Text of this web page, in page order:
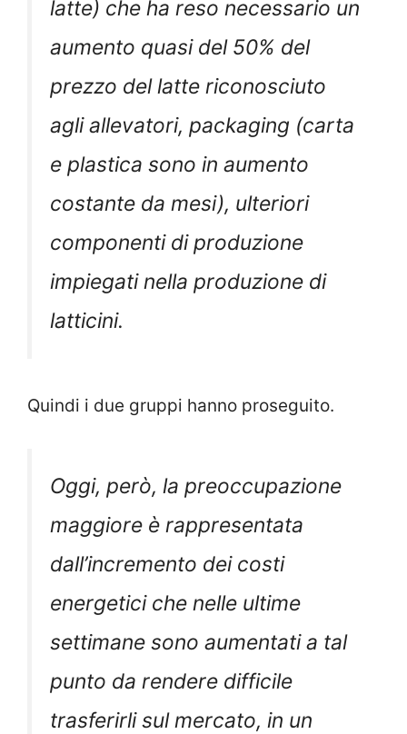
latte) che ha reso necessario un
aumento quasi del 50% del
prezzo del latte riconosciuto
agli allevatori, packaging (carta
e plastica sono in aumento
costante da mesi), ulteriori
componenti di produzione
impiegati nella produzione di
latticini.
Quindi i due gruppi hanno proseguito.
Oggi, però, la preoccupazione
maggiore è rappresentata
dall’incremento dei costi
energetici che nelle ultime
settimane sono aumentati a tal
punto da rendere difficile
trasferirli sul mercato, in un